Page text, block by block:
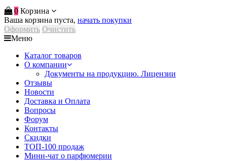
0 Корзина
Ваша корзина пуста, начать покупки
Оформить Очистить
Меню
Каталог товаров
О компании
Документы на продукцию. Лицензии
Отзывы
Новости
Доставка и Оплата
Вопросы
Форум
Контакты
Скидки
ТОП-100 продаж
Мини-чат о парфюмерии